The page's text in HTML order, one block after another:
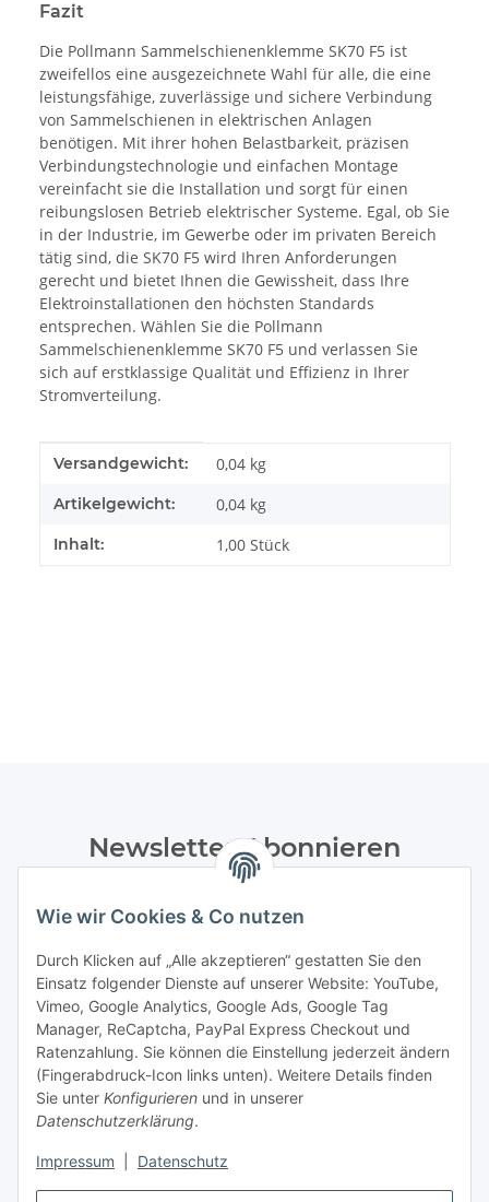
Wie wir Cookies & Co nutzen
Durch Klicken auf „Alle akzeptieren“ gestatten Sie den
Einsatz folgender Dienste auf unserer Website: YouTube,
Vimeo, Google Analytics, Google Ads, Google Tag
Manager, ReCaptcha, PayPal Express Checkout und
Ratenzahlung. Sie können die Einstellung jederzeit ändern
(Fingerabdruck-Icon links unten). Weitere Details finden
Sie unter Konfigurieren und in unserer
Datenschutzerklärung.
Impressum Datenschutz
Fazit
Die Pollmann Sammelschienenklemme SK70 F5 ist
zweifellos eine ausgezeichnete Wahl für alle, die eine
leistungsfähige, zuverlässige und sichere Verbindung
von Sammelschienen in elektrischen Anlagen
benötigen. Mit ihrer hohen Belastbarkeit, präzisen
Verbindungstechnologie und einfachen Montage
vereinfacht sie die Installation und sorgt für einen
reibungslosen Betrieb elektrischer Systeme. Egal, ob Sie
in der Industrie, im Gewerbe oder im privaten Bereich
tätig sind, die SK70 F5 wird Ihren Anforderungen
gerecht und bietet Ihnen die Gewissheit, dass Ihre
Elektroinstallationen den höchsten Standards
entsprechen. Wählen Sie die Pollmann
Sammelschienenklemme SK70 F5 und verlassen Sie
sich auf erstklassige Qualität und Effizienz in Ihrer
Stromverteilung.
Produkteigenschaft
Wert
Versandgewicht: 0,04 kg
Artikelgewicht: 0,04 kg
Inhalt: 1,00 Stück
Newsletter Abonnieren
Datenschutzerklärungregelmäßig und jederzeit widerruflich
Abonnieren
Informationen
Gesetzliche Informationen